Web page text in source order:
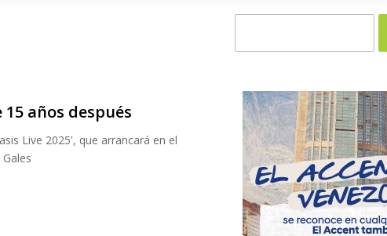
años después
Live 2025', que arrancará en el